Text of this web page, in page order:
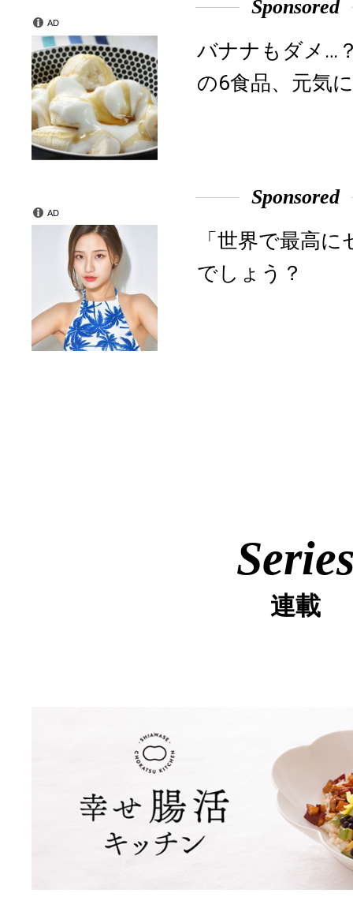
Sponsored
バナナもダメ…
の6食品、元気
AD
Sponsored
「世界で最高
でしょう？
AD
連載